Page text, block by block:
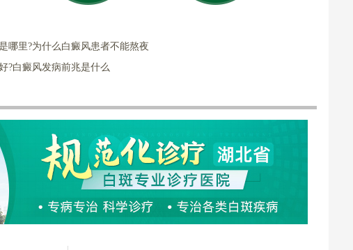
哪里?为什么白癜风患者不能熬夜
?白癜风发病前兆是什么